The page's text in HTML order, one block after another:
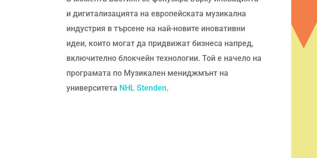
и дигитализацията на европейската музикална
индустрия в търсене на най-новите иновативни
идеи, които могат да придвижат бизнеса напред,
включително блокчейн технологии. Той е начело на
програмата по Музикален мениджмънт на
университета NHL Stenden.